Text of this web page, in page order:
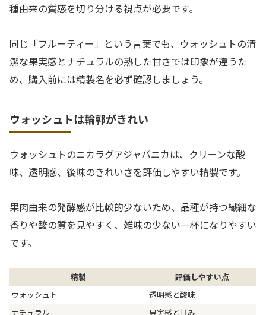
種由来の質感を切り分ける視点が必要です。
同じ「フルーティー」という言葉でも、ウォッシュトの清
潔な果実感とナチュラルの熟した甘さでは印象が違うた
め、購入前には精製名を必ず確認しましょう。
ウォッシュトは輪郭がきれい
ウォッシュトのニカラグアジャバニカは、クリーンな酸
味、透明感、後味のきれいさを評価しやすい精製です。
果肉由来の発酵感が比較的少ないため、品種が持つ繊細な
香りや酸の質を見やすく、雑味の少ない一杯になりやすい
です。
精製
評価しやすい点
ウォッシュト
透明感と酸味
ナチュラル
果実感と甘み